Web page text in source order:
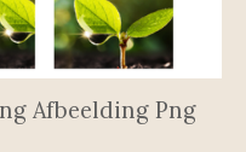
Afbeelding Png